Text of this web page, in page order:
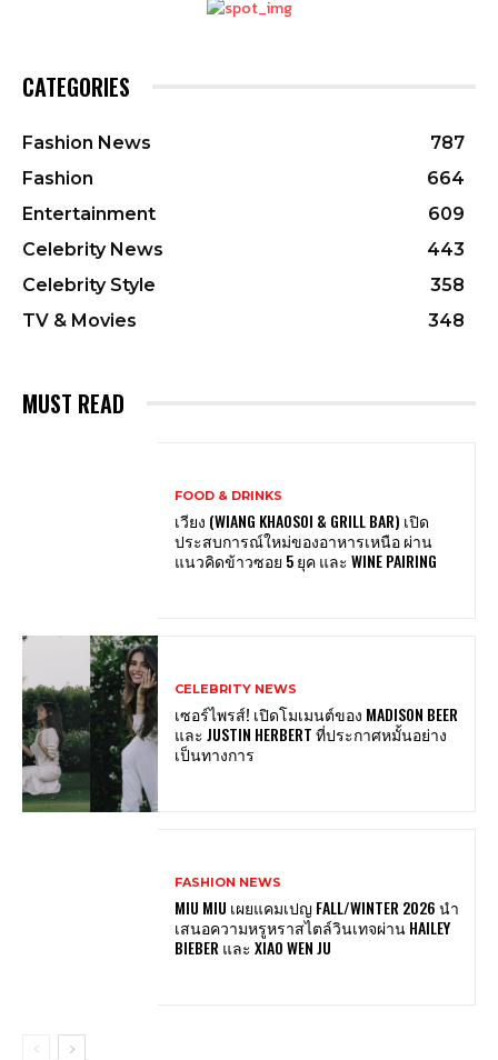
CATEGORIES
Fashion News
787
Fashion
664
Entertainment
609
Celebrity News
443
Celebrity Style
358
TV & Movies
348
MUST READ
FOOD & DRINKS
เวียง (WIANG KHAOSOI & GRILL BAR) เปิด
ประสบการณ์ใหม่ของอาหารเหนือ ผ่าน
แนวคิดข้าวซอย 5 ยุค และ WINE PAIRING
CELEBRITY NEWS
เซอร์ไพรส์! เปิดโมเมนต์ของ MADISON BEER
และ JUSTIN HERBERT ที่ประกาศหมั้นอย่าง
เป็นทางการ
FASHION NEWS
MIU MIU เผยแคมเปญ FALL/WINTER 2026 นำ
เสนอความหรูหราสไตล์วินเทจผ่าน HAILEY
BIEBER และ XIAO WEN JU